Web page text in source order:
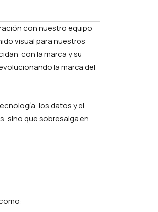
con nuestro equipo
visual para nuestros
con la marca y su
la marca del
los datos y el
sino que sobresalga en